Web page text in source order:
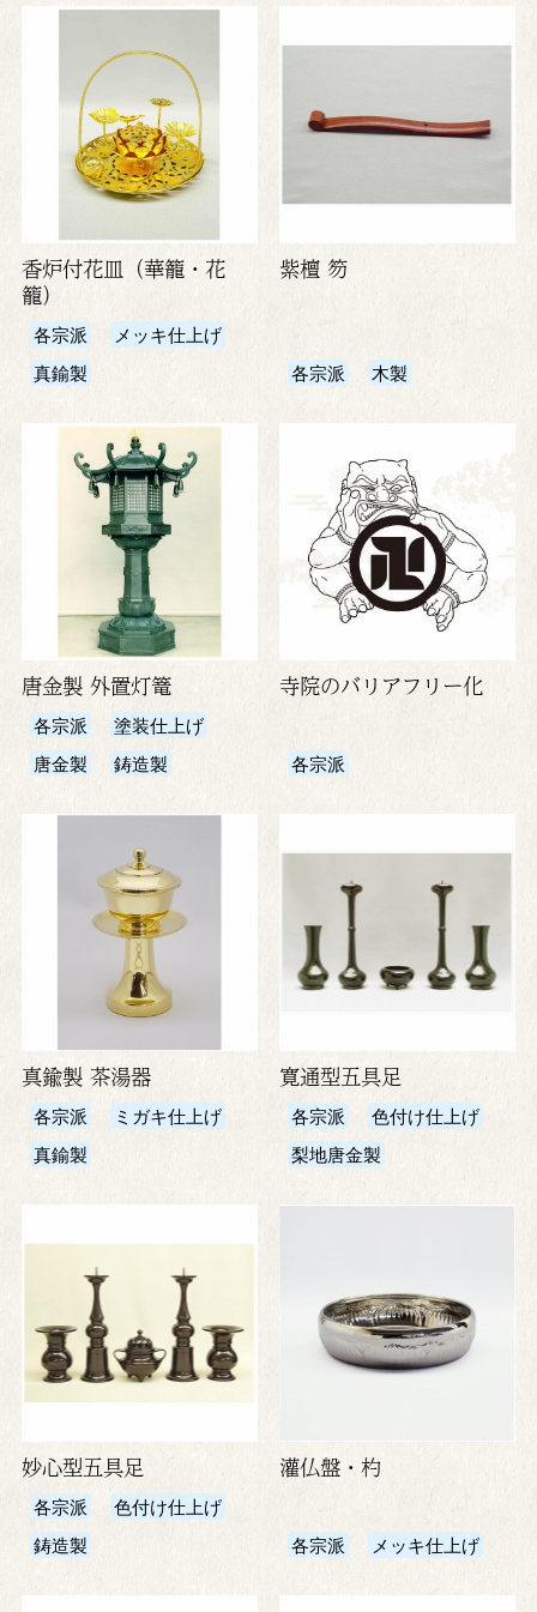
香炉付花皿（華籠・花
籠）
各宗派
メッキ仕上げ
真鍮製
紫檀 笏
各宗派 木製
唐金製 外置灯篭
各宗派
塗装仕上げ
唐金製
鋳造製
寺院のバリアフリー化
各宗派
真鍮製 茶湯器
各宗派
ミガキ仕上げ
真鍮製
寛通型五具足
各宗派
色付け仕上げ
梨地唐金製
妙心型五具足
各宗派
色付け仕上げ
鋳造製
灌仏盤・杓
各宗派 メッキ仕上げ